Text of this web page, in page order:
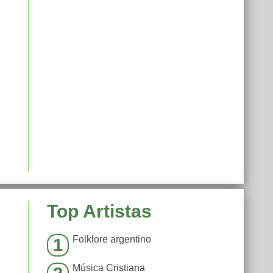
Top Artistas
1 Folklore argentino
Música Cristiana